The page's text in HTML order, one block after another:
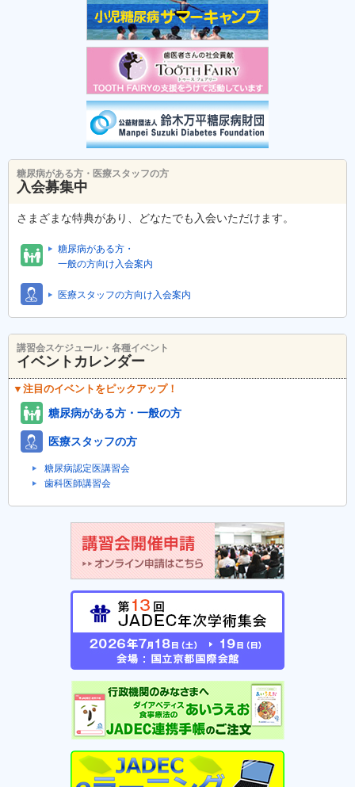
糖尿病がある方・医療スタッフの方
入会募集中
さまざまな特典があり、どなたでも入会いただけます。
糖尿病がある方・
一般の方向け入会案内
医療スタッフの方向け入会案内
講習会スケジュール・各種イベント
イベントカレンダー
▼注目のイベントをピックアップ！
糖尿病がある方・一般の方
医療スタッフの方
糖尿病認定医講習会
歯科医師講習会